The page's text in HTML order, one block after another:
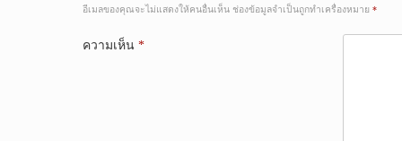
อีเมลของคุณจะไม่แสดงให้คนอื่นเห็น ช่องข้อมูลจำเป็นถูกทำเครื่องหมาย *
ความเห็น *